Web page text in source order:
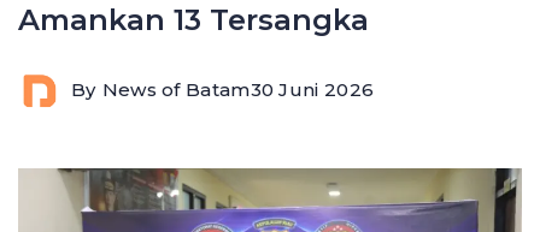
Amankan 13 Tersangka
By News of Batam30 Juni 2026